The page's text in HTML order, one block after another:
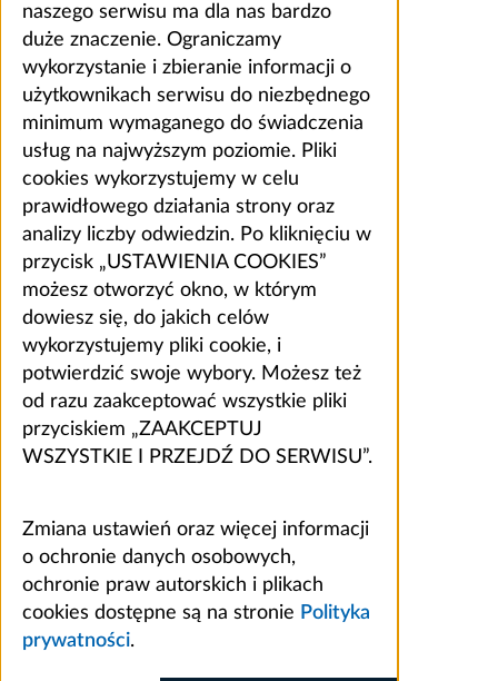
naszego serwisu ma dla nas bardzo
duże znaczenie. Ograniczamy
wykorzystanie i zbieranie informacji o
użytkownikach serwisu do niezbędnego
minimum wymaganego do świadczenia
usług na najwyższym poziomie. Pliki
cookies wykorzystujemy w celu
prawidłowego działania strony oraz
analizy liczby odwiedzin. Po kliknięciu w
przycisk „USTAWIENIA COOKIES”
możesz otworzyć okno, w którym
dowiesz się, do jakich celów
wykorzystujemy pliki cookie, i
potwierdzić swoje wybory. Możesz też
od razu zaakceptować wszystkie pliki
przyciskiem „ZAAKCEPTUJ
WSZYSTKIE I PRZEJDŹ DO SERWISU”.
Zmiana ustawień oraz więcej informacji
o ochronie danych osobowych,
ochronie praw autorskich i plikach
cookies dostępne są na stronie Polityka
prywatności.